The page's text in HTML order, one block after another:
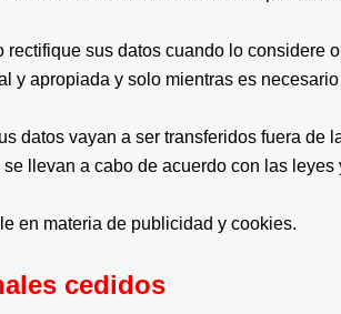
sus datos cuando lo considere
apropiada y solo mientras es
datos vayan a ser transferidos fuera de
llevan a cabo de acuerdo con las
en materia de publicidad y cookies.
cedidos